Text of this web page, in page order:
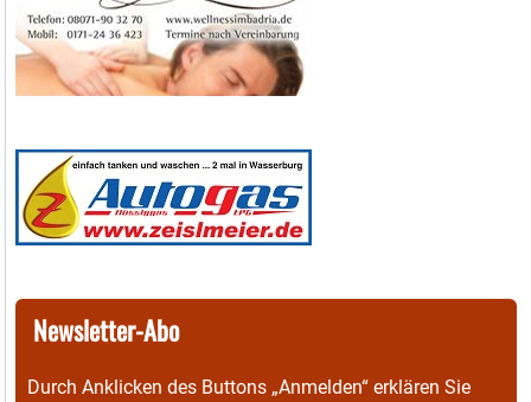
Newsletter-Abo
Durch Anklicken des Buttons „Anmelden“ erklären Sie